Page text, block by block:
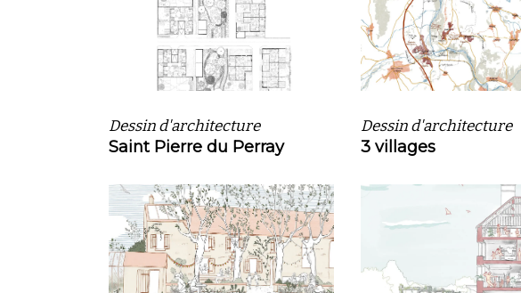
Dessin d'architecture
Saint Pierre du Perray
Dessin d'architecture
3 villages